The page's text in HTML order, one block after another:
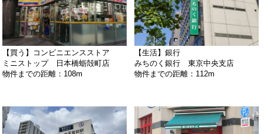
【買う】コンビニエンスストア
ミニストップ 日本橋蛎殻町店
物件までの距離：108m
【生活】銀行
みちのく銀行 東京中央支店
物件までの距離：112m